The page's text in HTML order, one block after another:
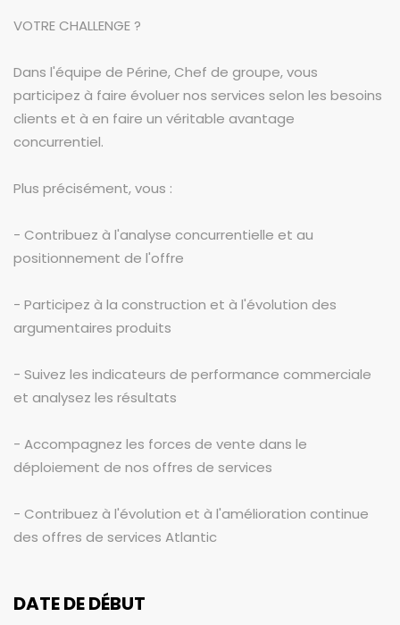
VOTRE CHALLENGE ?
Dans l'équipe de Périne, Chef de groupe, vous
participez à faire évoluer nos services selon les besoins
clients et à en faire un véritable avantage
concurrentiel.
Plus précisément, vous :
- Contribuez à l'analyse concurrentielle et au
positionnement de l'offre
- Participez à la construction et à l'évolution des
argumentaires produits
- Suivez les indicateurs de performance commerciale
et analysez les résultats
- Accompagnez les forces de vente dans le
déploiement de nos offres de services
- Contribuez à l'évolution et à l'amélioration continue
des offres de services Atlantic
DATE DE DÉBUT